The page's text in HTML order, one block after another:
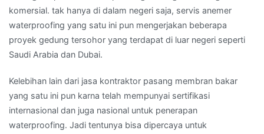
komersial. tak hanya di dalam negeri saja, servis anemer
waterproofing yang satu ini pun mengerjakan beberapa
proyek gedung tersohor yang terdapat di luar negeri seperti
Saudi Arabia dan Dubai.
Kelebihan lain dari jasa kontraktor pasang membran bakar
yang satu ini pun karna telah mempunyai sertifikasi
internasional dan juga nasional untuk penerapan
waterproofing. Jadi tentunya bisa dipercaya untuk